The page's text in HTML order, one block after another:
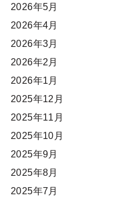
2026年5月
2026年4月
2026年3月
2026年2月
2026年1月
2025年12月
2025年11月
2025年10月
2025年9月
2025年8月
2025年7月